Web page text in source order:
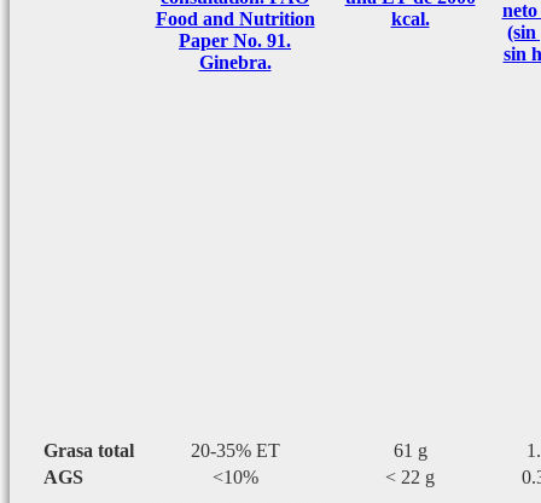
Food and Nutrition
Paper No. 91.
Ginebra.
kcal.
(sin
sin
Grasa total 20-35% ET 61 g
AGS
<10% < 22 g